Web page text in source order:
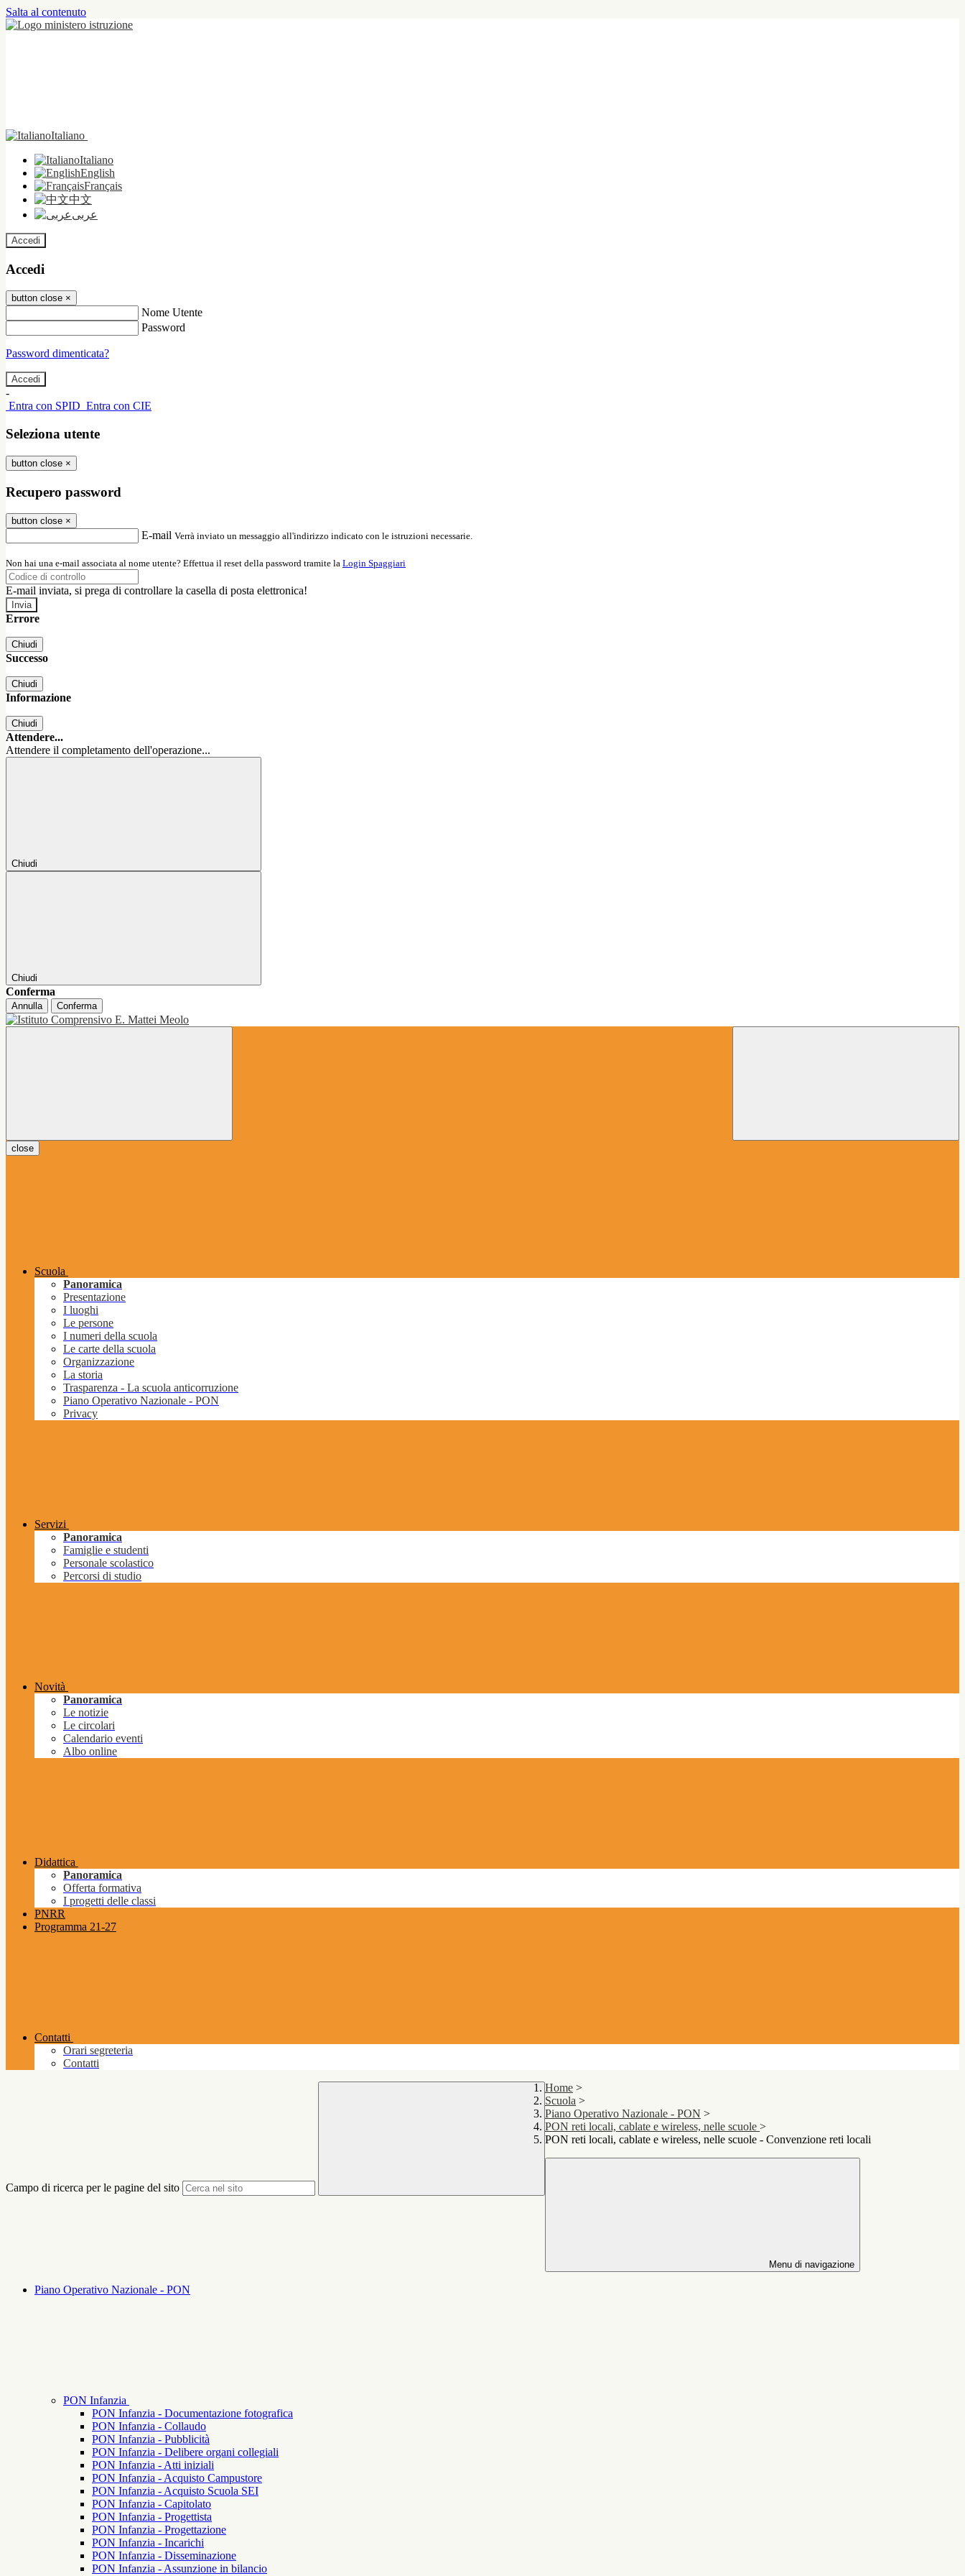
Salta al contenuto
Italiano
Italiano
English
Français
中文
عربى
Accedi
Accedi
button close ×
Nome Utente
Password
Password dimenticata?
-
Entra con SPID Entra con CIE
Seleziona utente
button close ×
Recupero password
button close ×
E-mail Verrà inviato un messaggio all'indirizzo indicato con le istruzioni necessarie.
Non hai una e-mail associata al nome utente? Effettua il reset della password tramite la Login Spaggiari
E-mail inviata, si prega di controllare la casella di posta elettronica!
Errore
Chiudi
Successo
Chiudi
Informazione
Chiudi
Attendere...
Attendere il completamento dell'operazione...
Chiudi
Chiudi
Conferma
Annulla Conferma
close
Scuola
Panoramica
Presentazione
I luoghi
Le persone
I numeri della scuola
Le carte della scuola
Organizzazione
La storia
Trasparenza - La scuola anticorruzione
Piano Operativo Nazionale - PON
Privacy
Servizi
Panoramica
Famiglie e studenti
Personale scolastico
Percorsi di studio
Novità
Panoramica
Le notizie
Le circolari
Calendario eventi
Albo online
Didattica
Panoramica
Offerta formativa
I progetti delle classi
PNRR
Programma 21-27
Contatti
Orari segreteria
Contatti
Campo di ricerca per le pagine del sito
Home >
Scuola >
Piano Operativo Nazionale - PON >
PON reti locali, cablate e wireless, nelle scuole >
PON reti locali, cablate e wireless, nelle scuole - Convenzione reti locali
Menu di navigazione
Piano Operativo Nazionale - PON
PON Infanzia
PON Infanzia - Documentazione fotografica
PON Infanzia - Collaudo
PON Infanzia - Pubblicità
PON Infanzia - Delibere organi collegiali
PON Infanzia - Atti iniziali
PON Infanzia - Acquisto Campustore
PON Infanzia - Acquisto Scuola SEI
PON Infanzia - Capitolato
PON Infanzia - Progettista
PON Infanzia - Progettazione
PON Infanzia - Incarichi
PON Infanzia - Disseminazione
PON Infanzia - Assunzione in bilancio